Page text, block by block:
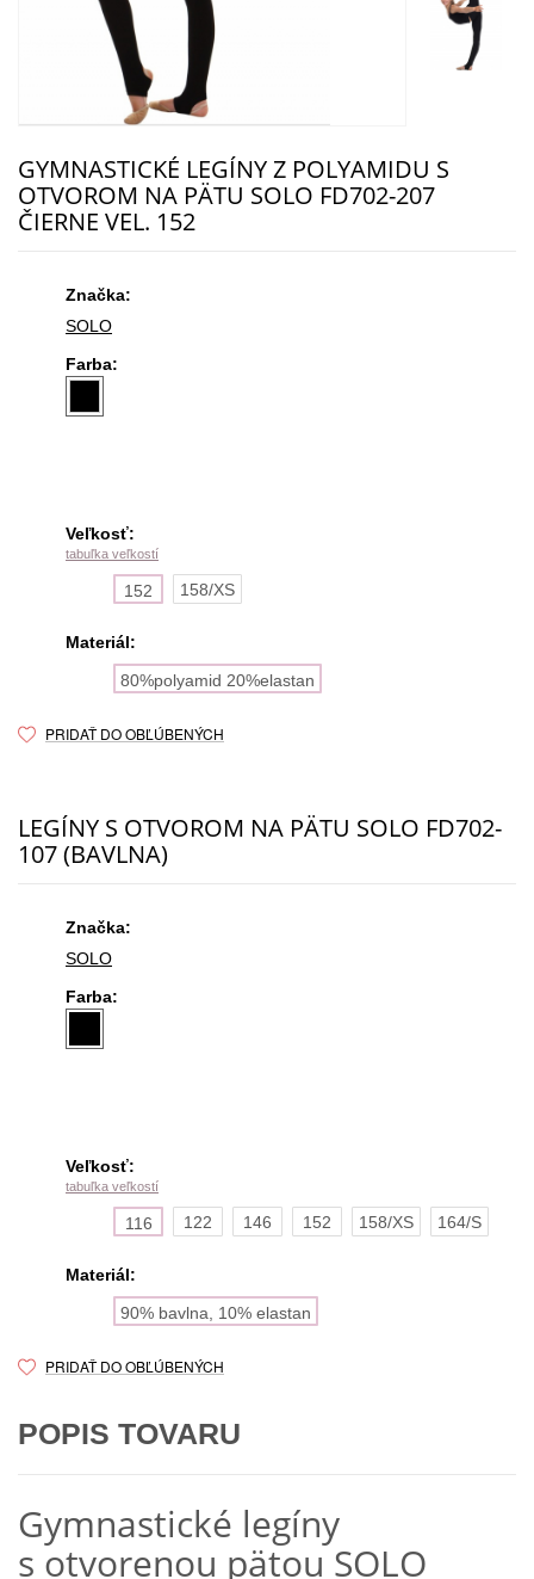
GYMNASTICKÉ LEGÍNY Z POLYAMIDU S
OTVOROM NA PÄTU SOLO FD702-207
ČIERNE VEL. 152
Značka:
SOLO
Farba:
Veľkosť:
tabuľka veľkostí
152 158/XS
Materiál:
80%polyamid 20%elastan
PRIDAŤ DO OBĽÚBENÝCH
LEGÍNY S OTVOROM NA PÄTU SOLO FD702-
107 (BAVLNA)
Značka:
SOLO
Farba:
Veľkosť:
tabuľka veľkostí
116 122 146 152 158/XS 164/S
Materiál:
90% bavlna, 10% elastan
PRIDAŤ DO OBĽÚBENÝCH
POPIS TOVARU
Gymnastické legíny
s otvorenou pätou SOLO